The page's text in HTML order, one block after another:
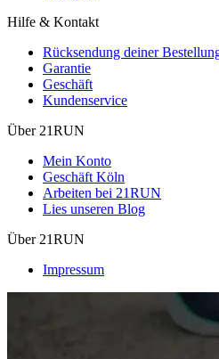
Hilfe & Kontakt
Rücksendung deiner
Garantie
Geschäft
Kundenservice
Über 21RUN
Mein Konto
Geschäft Köln
Arbeiten bei 21RUN
Lies unseren Blog
Über 21RUN
Impressum